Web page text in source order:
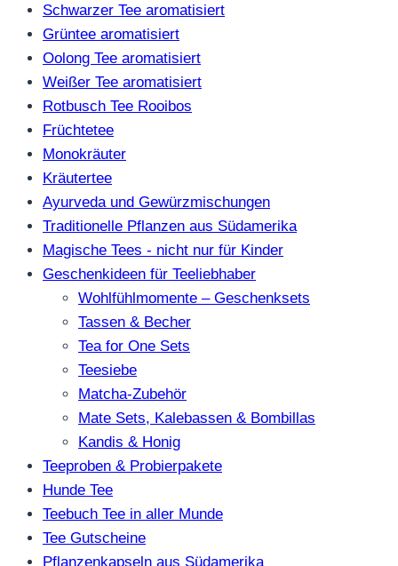
Schwarzer Tee aromatisiert
Grüntee aromatisiert
Oolong Tee aromatisiert
Weißer Tee aromatisiert
Rotbusch Tee Rooibos
Früchtetee
Monokräuter
Kräutertee
Ayurveda und Gewürzmischungen
Traditionelle Pflanzen aus Südamerika
Magische Tees - nicht nur für Kinder
Geschenkideen für Teeliebhaber
Wohlfühlmomente – Geschenksets
Tassen & Becher
Tea for One Sets
Teesiebe
Matcha-Zubehör
Mate Sets, Kalebassen & Bombillas
Kandis & Honig
Teeproben & Probierpakete
Hunde Tee
Teebuch Tee in aller Munde
Tee Gutscheine
Pflanzenkapseln aus Südamerika